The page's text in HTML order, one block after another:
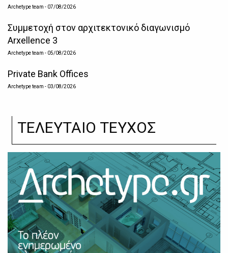
Archetype team - 07/08/2026
Συμμετοχή στον αρχιτεκτονικό διαγωνισμό
Arxellence 3
Archetype team - 05/08/2026
Private Bank Offices
Archetype team - 03/08/2026
ΤΕΛΕΥΤΑΙΟ ΤΕΥΧΟΣ